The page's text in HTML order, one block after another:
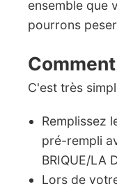
ensemble que
pourrons
C'est très
Remplissez
pré-rempli
BRIQUE/LA
Lors de